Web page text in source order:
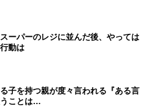
スーパーのレジに並んだ後、やっては
動は
子を持つ親が度々言われる『ある言
ことは…